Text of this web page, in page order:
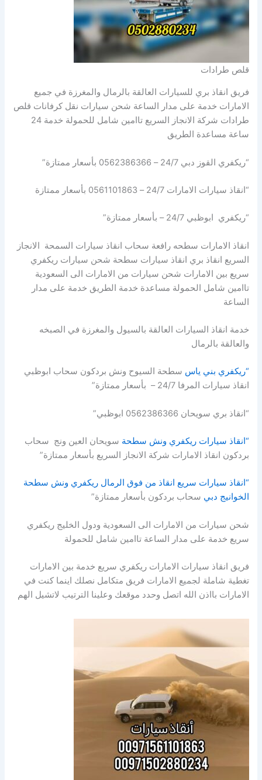
قلص طرادات
فريق انقاذ بري للسيارات العالقة بالرمال والمغرزة في جميع
الامارات خدمة على مدار الساعة شحن سيارات نقل كرفانات قلص
طرادات شركة الانجاز السريع تاامين شامل للحمولة خدمة 24
ساعة مساعدة الطريق
“ريكفري القوز دبي 24/7 – 0562386366 بأسعار ممتازة”
“انقاذ سيارات الامارات 24/7 – 0561101863 بأسعار ممتازة
“ريكفري ابوظبي 24/7 – بأسعار ممتازة”
انقاذ الامارات سطحه رافعة سحاب انقاذ سيارات السمحة الانجاز
السريع انقاذ بري انقاذ سيارات سطحة شحن سيارات ريكفري
سريع بين الامارات شحن سيارات من الامارات الى السعودية
تاامين شامل الحمولة مساعدة خدمة الطريق خدمة على مدار
الساعة
خدمة انقاذ السيارات العالقة بالسيول والمغرزة في الصبخه
والعالقة بالرمال
“ريكفري بني ياس سطحة السيوح ونش بردكون سحاب ابوظبي
انقاذ سيارات المرفا 24/7 – بأسعار ممتازة”
“انقاذ بري سويحان 0562386366 ابوظبي”
“انقاذ سيارات ريكفري ونش سطحة سويحان العين ونج سحاب
بردكون انقاذ الامارات شركة الانجاز السريع بأسعار ممتازة”
“انقاذ سيارات سريع انقاذ من فوق الرمال ريكفري ونش سطحة
الخوانيج دبي سحاب بردكون بأسعار ممتازة”
شحن سيارات من الامارات الى السعودية ودول الخليج ريكفري
سريع خدمة على مدار الساعة تاامين شامل للحمولة
فريق انقاذ سيارات الامارات ريكفري سريع خدمة بين الامارات
تغطية شاملة لجميع الامارات فريق متكامل نصلك اينما كنت في
الامارات بااذن الله اتصل وحدد موقعك وعلينا الترتيب لاتشيل الهم